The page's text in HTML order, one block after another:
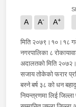
A A- A+
मिति २०७९।१०।१८
नगरपालिका ८
अदालतको मिति
सजाय तोकेको फरार
बस्ने बर्ष ३८ को धन
नियन्त्रणमा लिई जिल्ला